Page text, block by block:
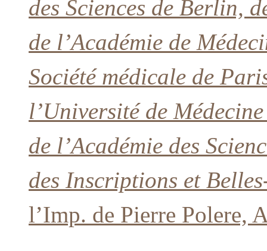
des Sciences de Berlin,
de l’Académie de
Société médicale de
l’Université de
de l’Académie des
des Inscriptions et
l’Imp. de Pierre